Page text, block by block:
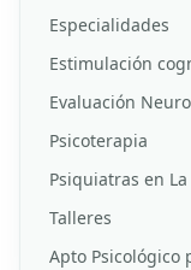
Especialidades
Estimulación
Evaluación
Psicoterapia
Psiquiatras en La
Talleres
Apto Psicológico